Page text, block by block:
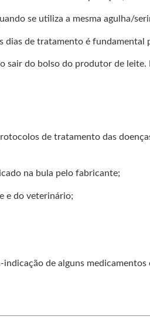
se utiliza a mesma agulha/
dias de tratamento é fundamental
sair do bolso do produtor de
de tratamento das
na bula pelo fabricante;
e do veterinário;
de alguns